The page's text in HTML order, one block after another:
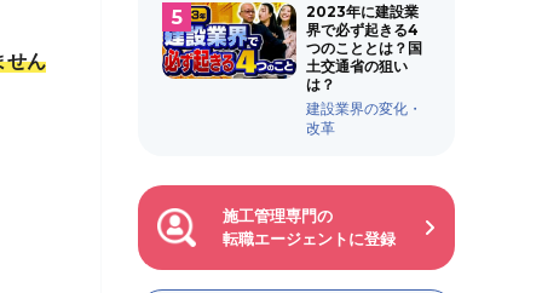
せん
2023年に建設業
界で必ず起きる4
つのこととは？国
土交通省の狙い
は？
建設業界の変化・
改革
施工管理専門の
転職エージェントに登録